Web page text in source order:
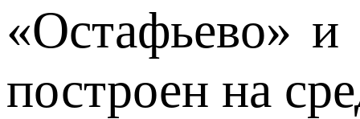
«Остафьево» и
построен на